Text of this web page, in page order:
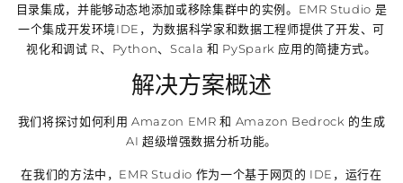
目录集成，并能够动态地添加或移除集群中的实例。EMR Studio 是
一个集成开发环境IDE，为数据科学家和数据工程师提供了开发、可
视化和调试 R、Python、Scala 和 PySpark 应用的简捷方式。
解决方案概述
我们将探讨如何利用 Amazon EMR 和 Amazon Bedrock 的生成
AI 超级增强数据分析功能。
在我们的方法中，EMR Studio 作为一个基于网页的 IDE，运行在